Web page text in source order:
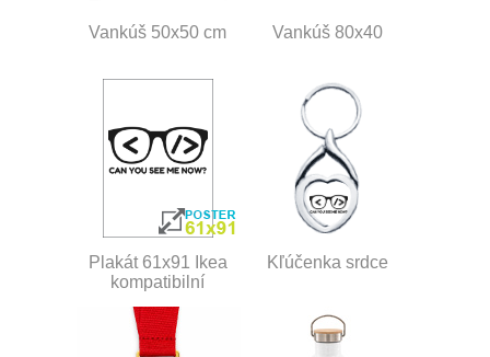
Vankúš 50x50 cm Vankúš 80x40
Plakát 61x91 Ikea
kompatibilní
Kľúčenka srdce